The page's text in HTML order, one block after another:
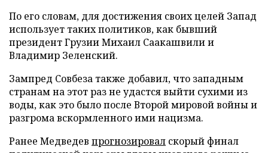
По его словам, для достижения своих целей Запад
использует таких политиков, как бывший
президент Грузии Михаил Саакашвили и
Владимир Зеленский.
Зампред Совбеза также добавил, что западным
странам на этот раз не удастся выйти сухими из
воды, как это было после Второй мировой войны и
разгрома вскормленного ими нацизма.
Ранее Медведев прогнозировал скорый финал